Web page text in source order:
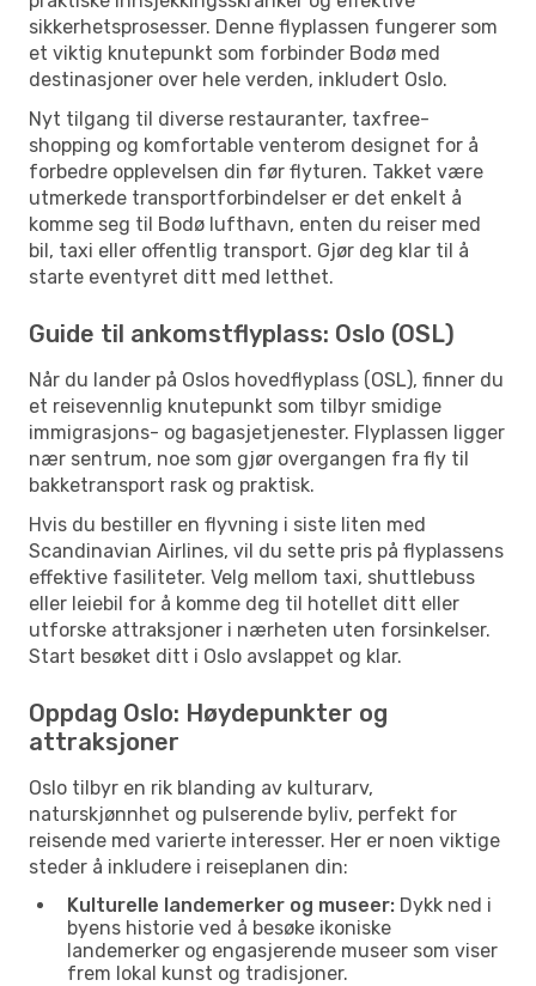
sikkerhetsprosesser. Denne flyplassen fungerer som
et viktig knutepunkt som forbinder Bodø med
destinasjoner over hele verden, inkludert Oslo.
Nyt tilgang til diverse restauranter, taxfree-
shopping og komfortable venterom designet for å
forbedre opplevelsen din før flyturen. Takket være
utmerkede transportforbindelser er det enkelt å
komme seg til Bodø lufthavn, enten du reiser med
bil, taxi eller offentlig transport. Gjør deg klar til å
starte eventyret ditt med letthet.
Guide til ankomstflyplass: Oslo (OSL)
Når du lander på Oslos hovedflyplass (OSL), finner du
et reisevennlig knutepunkt som tilbyr smidige
immigrasjons- og bagasjetjenester. Flyplassen ligger
nær sentrum, noe som gjør overgangen fra fly til
bakketransport rask og praktisk.
Hvis du bestiller en flyvning i siste liten med
Scandinavian Airlines, vil du sette pris på flyplassens
effektive fasiliteter. Velg mellom taxi, shuttlebuss
eller leiebil for å komme deg til hotellet ditt eller
utforske attraksjoner i nærheten uten forsinkelser.
Start besøket ditt i Oslo avslappet og klar.
Oppdag Oslo: Høydepunkter og
attraksjoner
Oslo tilbyr en rik blanding av kulturarv,
naturskjønnhet og pulserende byliv, perfekt for
reisende med varierte interesser. Her er noen viktige
steder å inkludere i reiseplanen din:
Kulturelle landemerker og museer: Dykk ned i
byens historie ved å besøke ikoniske
landemerker og engasjerende museer som viser
frem lokal kunst og tradisjoner.